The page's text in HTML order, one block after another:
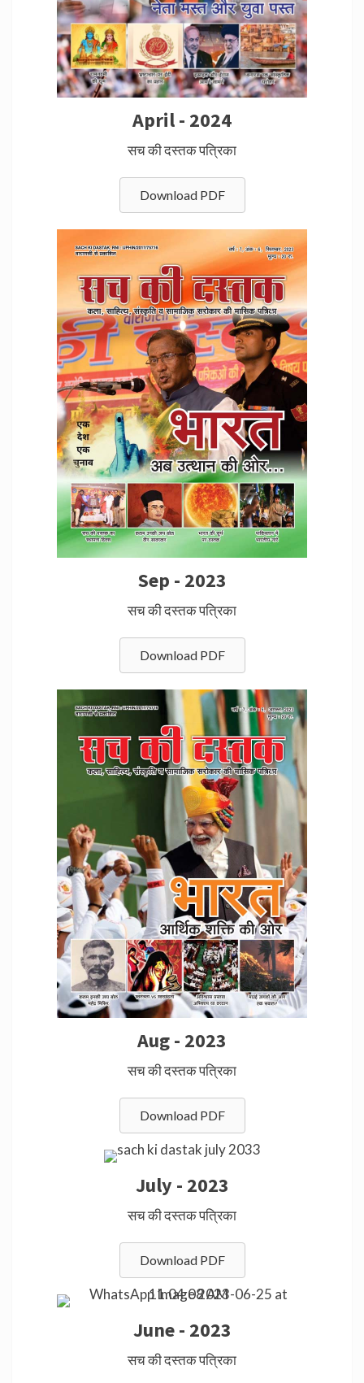
April - 2024
सच की दस्तक पत्रिका
Download PDF
Sep - 2023
सच की दस्तक पत्रिका
Download PDF
Aug - 2023
सच की दस्तक पत्रिका
Download PDF
July - 2023
सच की दस्तक पत्रिका
Download PDF
June - 2023
सच की दस्तक पत्रिका